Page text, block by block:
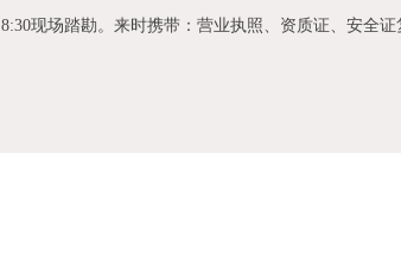
8:30现场踏勘。来时携带：营业执照、资质证、安全证